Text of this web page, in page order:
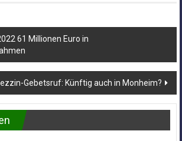
61 Millionen Euro in
Gebetsruf: Künftig auch in Monheim?